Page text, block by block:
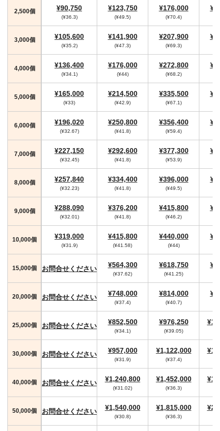
2,500個 ¥90,750
(¥36.3)
¥123,750
(¥49.5)
¥176,000
(¥70.4)
3,000個 ¥105,600
(¥35.2)
¥141,900
(¥47.3)
¥207,900
(¥69.3)
4,000個 ¥136,400
(¥34.1)
¥176,000
(¥44)
¥272,800
(¥68.2)
5,000個 ¥165,000
(¥33)
¥214,500
(¥42.9)
¥335,500
(¥67.1)
6,000個 ¥196,020
(¥32.67)
¥250,800
(¥41.8)
¥356,400
(¥59.4)
7,000個 ¥227,150
(¥32.45)
¥292,600
(¥41.8)
¥377,300
(¥53.9)
8,000個 ¥257,840
(¥32.23)
¥334,400
(¥41.8)
¥396,000
(¥49.5)
9,000個 ¥288,090
(¥32.01)
¥376,200
(¥41.8)
¥415,800
(¥46.2)
10,000個 ¥319,000
(¥31.9)
¥415,800
(¥41.58)
¥440,000
(¥44)
15,000個 お問合せください ¥564,300
(¥37.62)
¥618,750
(¥41.25)
20,000個 お問合せください ¥748,000
(¥37.4)
¥814,000
(¥40.7)
25,000個 お問合せください ¥852,500
(¥34.1)
¥976,250
(¥39.05)
30,000個 お問合せください ¥957,000
(¥31.9)
¥1,122,000
(¥37.4)
40,000個 お問合せください ¥1,240,800
(¥31.02)
¥1,452,000
(¥36.3)
50,000個 お問合せください ¥1,540,000
(¥30.8)
¥1,815,000
(¥36.3)